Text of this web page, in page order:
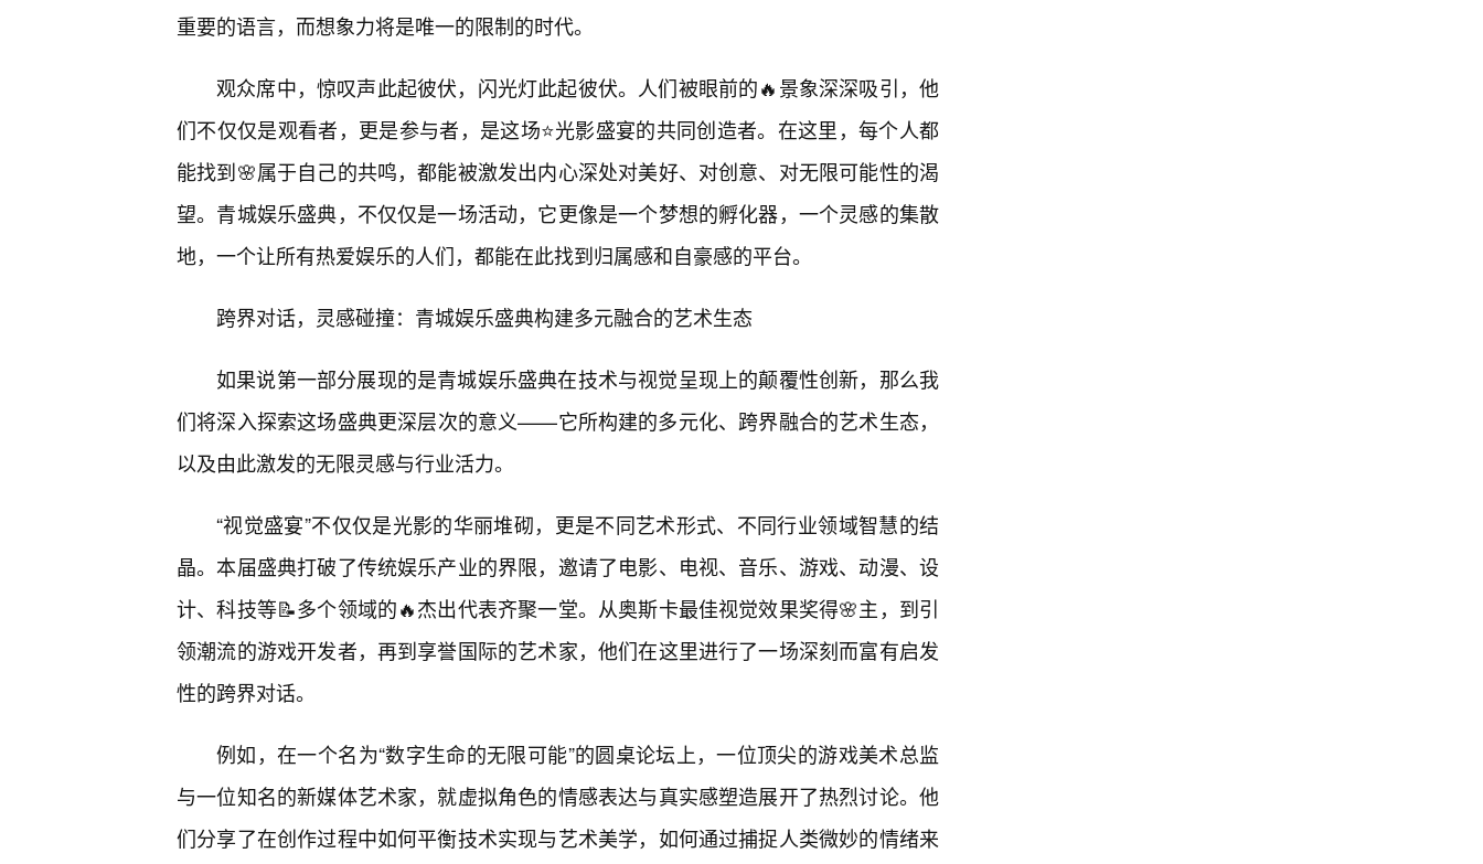
重要的语言，而想象力将是唯一的限制的时代。
观众席中，惊叹声此起彼伏，闪光灯此起彼伏。人们被眼前的🔥景象深深吸引，他
们不仅仅是观看者，更是参与者，是这场⭐光影盛宴的共同创造者。在这里，每个人都
能找到🌸属于自己的共鸣，都能被激发出内心深处对美好、对创意、对无限可能性的渴
望。青城娱乐盛典，不仅仅是一场活动，它更像是一个梦想的孵化器，一个灵感的集散
地，一个让所有热爱娱乐的人们，都能在此找到归属感和自豪感的平台。
跨界对话，灵感碰撞：青城娱乐盛典构建多元融合的艺术生态
如果说第一部分展现的是青城娱乐盛典在技术与视觉呈现上的颠覆性创新，那么我
们将深入探索这场盛典更深层次的意义——它所构建的多元化、跨界融合的艺术生态，
以及由此激发的无限灵感与行业活力。
“视觉盛宴”不仅仅是光影的华丽堆砌，更是不同艺术形式、不同行业领域智慧的结
晶。本届盛典打破了传统娱乐产业的界限，邀请了电影、电视、音乐、游戏、动漫、设
计、科技等📝多个领域的🔥杰出代表齐聚一堂。从奥斯卡最佳视觉效果奖得🌸主，到引
领潮流的游戏开发者，再到享誉国际的艺术家，他们在这里进行了一场深刻而富有启发
性的跨界对话。
例如，在一个名为“数字生命的无限可能”的圆桌论坛上，一位顶尖的游戏美术总监
与一位知名的新媒体艺术家，就虚拟角色的情感表达与真实感塑造展开了热烈讨论。他
们分享了在创作过程中如何平衡技术实现与艺术美学，如何通过捕捉人类微妙的情绪来